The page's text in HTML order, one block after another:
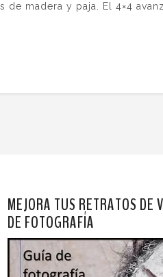
madera y paja. El 4×4
MEJORA TUS RETRATOS DE
DE FOTOGRAFÍA